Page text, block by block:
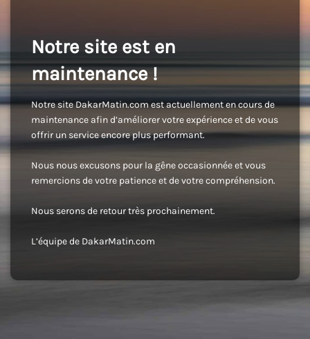
Notre site est en
maintenance !
Notre site DakarMatin.com est actuellement en cours de
maintenance afin d’améliorer votre expérience et de vous
offrir un service encore plus performant.
Nous nous excusons pour la gêne occasionnée et vous
remercions de votre patience et de votre compréhension.
Nous serons de retour très prochainement.
L’équipe de DakarMatin.com